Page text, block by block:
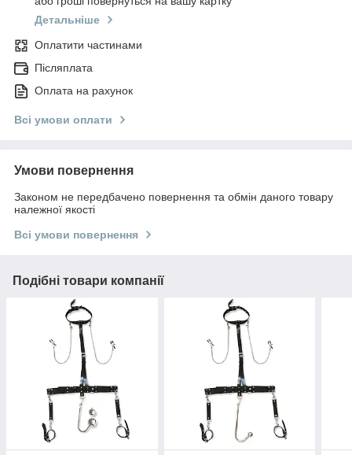
Детальніше
Оплатити частинами
Післяплата
Оплата на рахунок
Всі умови оплати
Умови повернення
Законом не передбачено повернення та обмін даного товару
належної якості
Всі умови повернення
Подібні товари компанії